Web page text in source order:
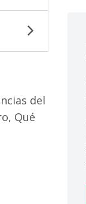
del
Qué